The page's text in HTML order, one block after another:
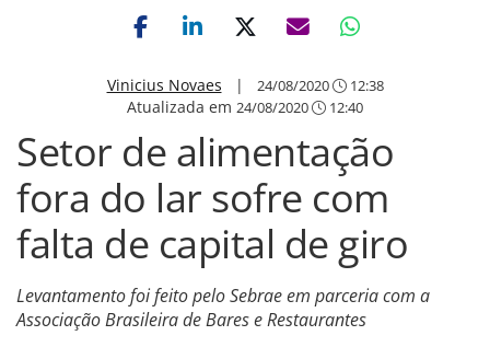
Vinicius Novaes | 24/08/2020 12:38
Atualizada em 24/08/2020 12:40
Setor de alimentação
fora do lar sofre com
falta de capital de giro
Levantamento foi feito pelo Sebrae em parceria com a
Associação Brasileira de Bares e Restaurantes